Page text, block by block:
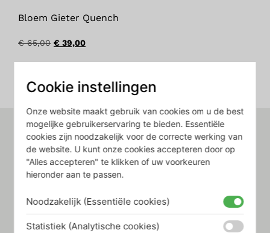
Bloem Gieter Quench
€65,00 € 39,00
Eegracht 12 | 8651 EG | Ijlst
Cookie instellingen
Onze website maakt gebruik van cookies om u de best
mogelijke gebruikerservaring te bieden. Essentiële
cookies zijn noodzakelijk voor de correcte werking van
de website. U kunt onze cookies accepteren door op
"Alles accepteren" te klikken of uw voorkeuren
hieronder aan te passen.
Noodzakelijk (Essentiële cookies)
Statistiek (Analytische cookies)